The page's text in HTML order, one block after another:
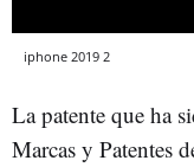
iphone 2019 2
La patente que ha
Marcas y Patentes